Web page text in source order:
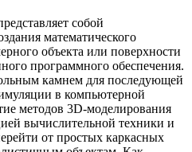
собой
математического
объекта или поверхности
программного обеспечения.
камнем для последующей
в компьютерной
методов 3D-моделирования
вычислительной техники и
от простых каркасных